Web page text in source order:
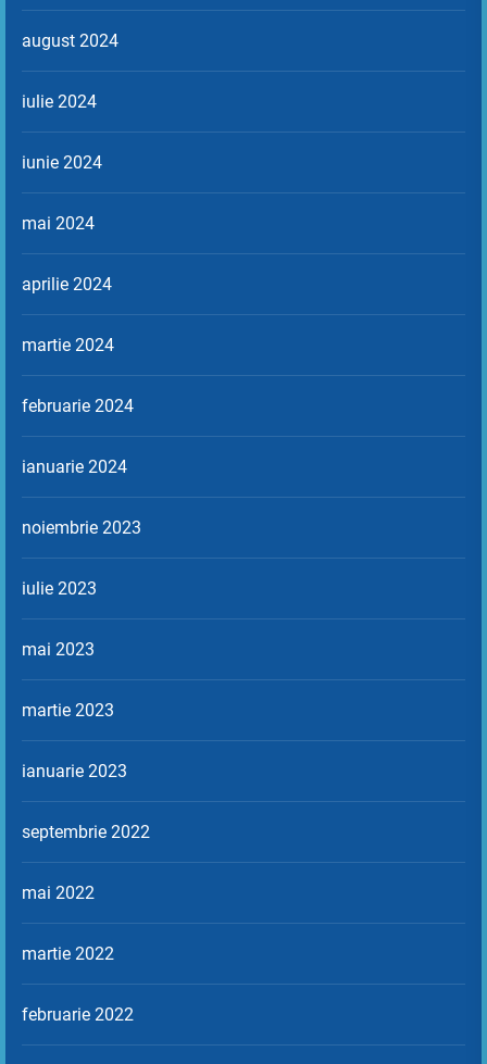
august 2024
iulie 2024
iunie 2024
mai 2024
aprilie 2024
martie 2024
februarie 2024
ianuarie 2024
noiembrie 2023
iulie 2023
mai 2023
martie 2023
ianuarie 2023
septembrie 2022
mai 2022
martie 2022
februarie 2022